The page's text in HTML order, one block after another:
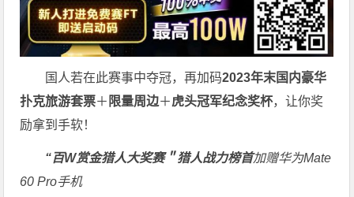
国人若在此赛事中夺冠，再加码2023年末国内豪华
扑克旅游套票＋ 限量周边＋虎头冠军纪念奖杯，让你奖
励拿到手软！
“百W赏金猎人大奖赛＂猎人战力榜首加赠华为Mate
60 Pro手机